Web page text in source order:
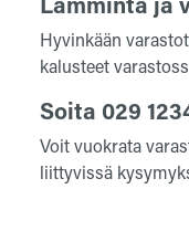
Hyvinkään
kalusteet
Soita 029
Voit vuokrata
liittyvissä